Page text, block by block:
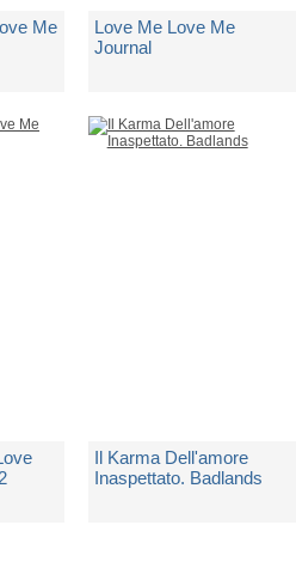
Me
Love Me Love Me
Journal
Il Karma Dell'amore
Inaspettato. Badlands